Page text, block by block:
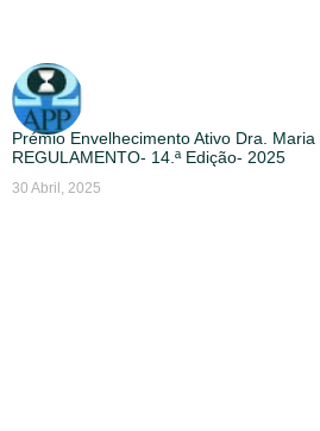
Prémio Envelhecimento Ativo Dra.
REGULAMENTO- 14.ª Edição- 2025
30 Abril, 2025